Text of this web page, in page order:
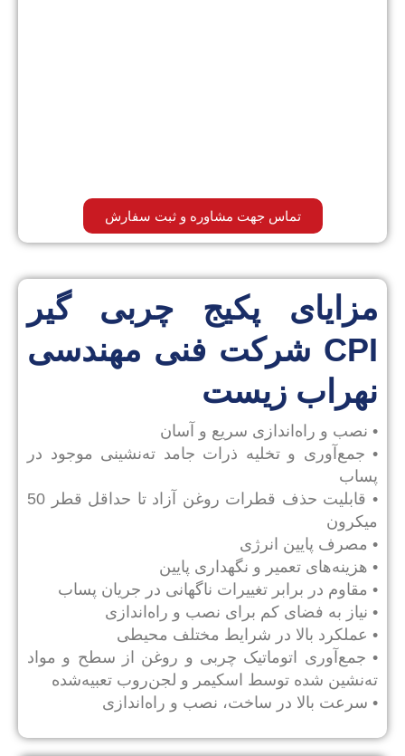
تماس جهت مشاوره و ثبت سفارش
مزایای پکیج چربی گیر
CPI شرکت فنی مهندسی
نهراب زیست
• نصب و راه‌اندازی سریع و آسان
• جمع‌آوری و تخلیه ذرات جامد ته‌نشینی موجود در
پساب
• قابلیت حذف قطرات روغن آزاد تا حداقل قطر 50
میکرون
• مصرف پایین انرژی
• هزینه‌های تعمیر و نگهداری پایین
• مقاوم در برابر تغییرات ناگهانی در جریان پساب
• نیاز به فضای کم برای نصب و راه‌اندازی
• عملکرد بالا در شرایط مختلف محیطی
• جمع‌آوری اتوماتیک چربی و روغن از سطح و مواد
ته‌نشین شده توسط اسکیمر و لجن‌روب تعبیه‌شده
• سرعت بالا در ساخت، نصب و راه‌اندازی